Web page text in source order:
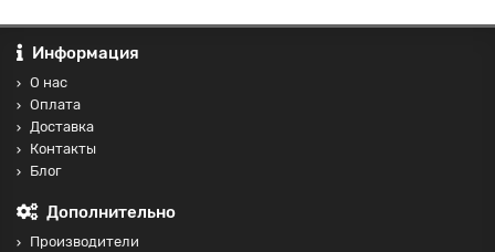
Информация
О нас
Оплата
Доставка
Контакты
Блог
Дополнительно
Производители